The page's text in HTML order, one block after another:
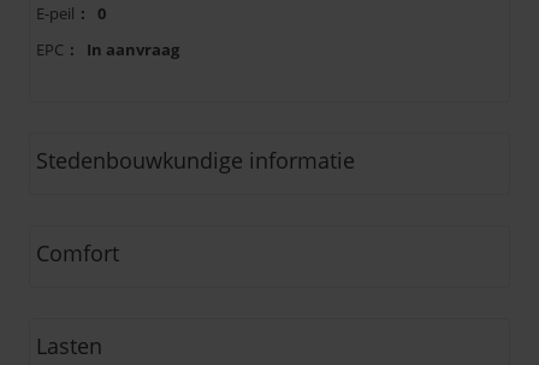
E-peil :
0
EPC : In aanvraag
Stedenbouwkundige informatie
Comfort
Lasten